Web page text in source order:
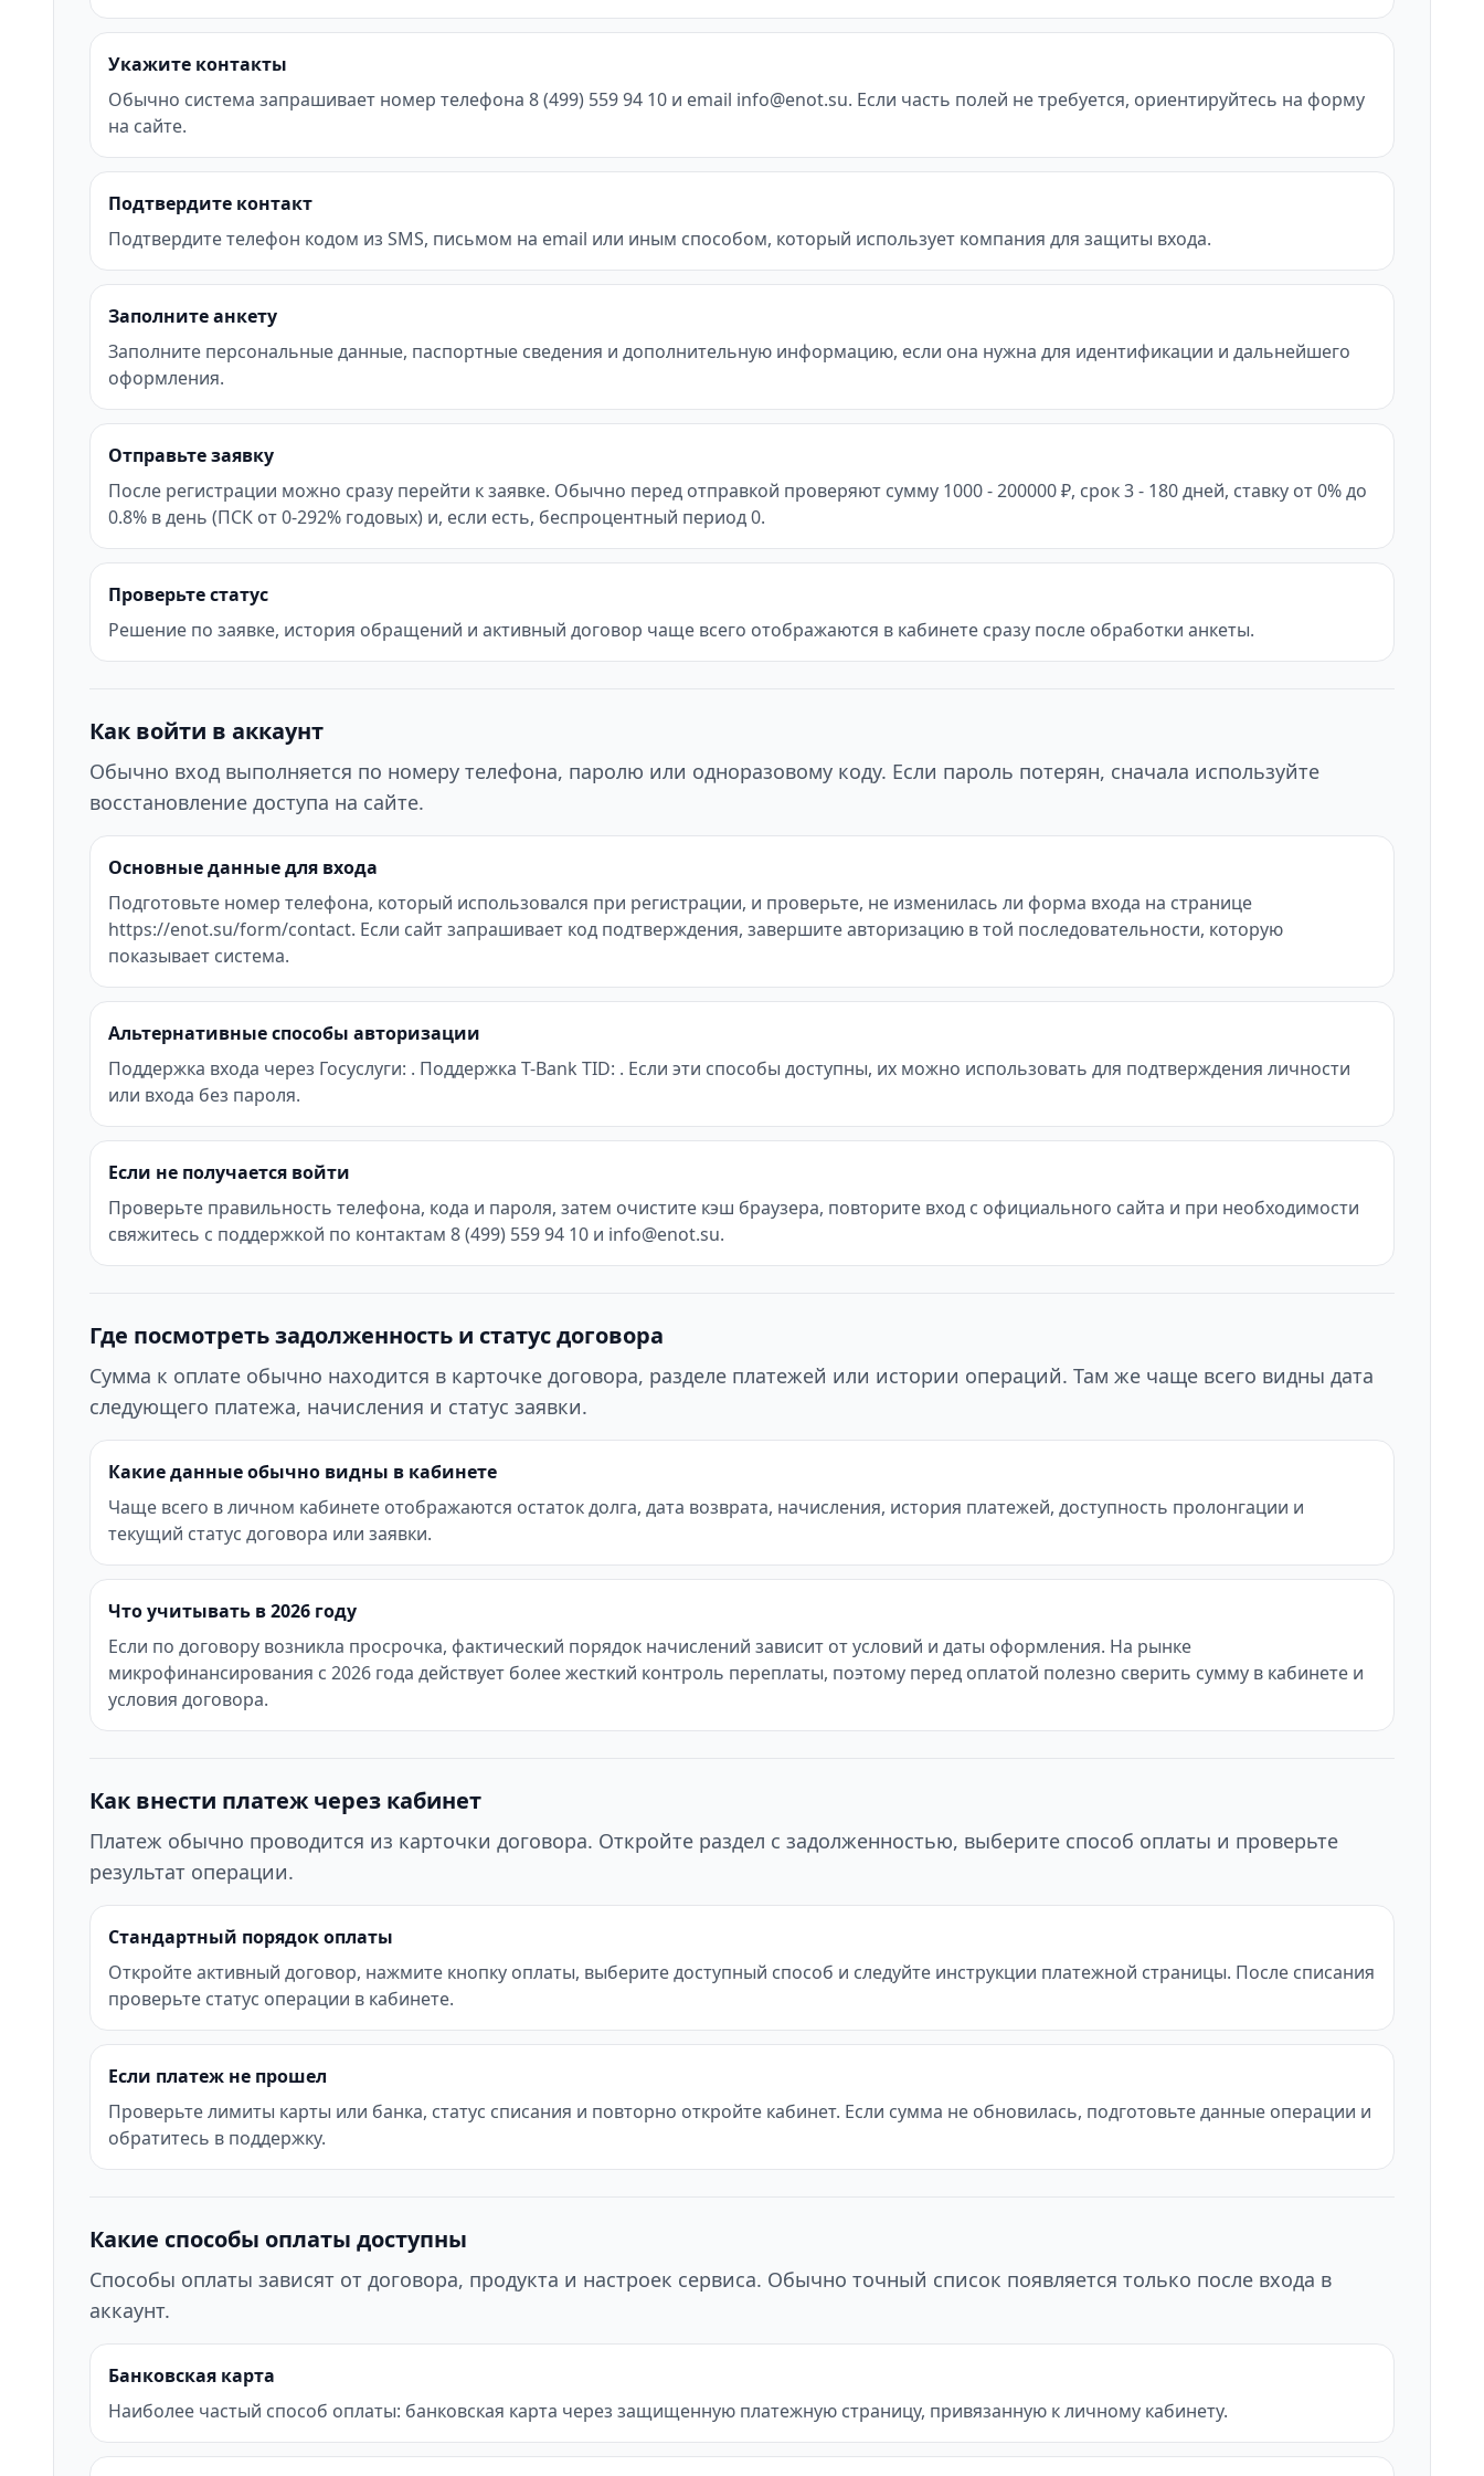
Укажите контакты
Обычно система запрашивает номер телефона 8 (499) 559 94 10 и email info@enot.su. Если часть полей не требуется, ориентируйтесь на форму
на сайте.
Подтвердите контакт
Подтвердите телефон кодом из SMS, письмом на email или иным способом, который использует компания для защиты входа.
Заполните анкету
Заполните персональные данные, паспортные сведения и дополнительную информацию, если она нужна для идентификации и дальнейшего
оформления.
Отправьте заявку
После регистрации можно сразу перейти к заявке. Обычно перед отправкой проверяют сумму 1000 - 200000 ₽, срок 3 - 180 дней, ставку от 0% до
0.8% в день (ПСК от 0-292% годовых) и, если есть, беспроцентный период 0.
Проверьте статус
Решение по заявке, история обращений и активный договор чаще всего отображаются в кабинете сразу после обработки анкеты.
Как войти в аккаунт
Обычно вход выполняется по номеру телефона, паролю или одноразовому коду. Если пароль потерян, сначала используйте
восстановление доступа на сайте.
Основные данные для входа
Подготовьте номер телефона, который использовался при регистрации, и проверьте, не изменилась ли форма входа на странице
https://enot.su/form/contact. Если сайт запрашивает код подтверждения, завершите авторизацию в той последовательности, которую
показывает система.
Альтернативные способы авторизации
Поддержка входа через Госуслуги: . Поддержка T-Bank TID: . Если эти способы доступны, их можно использовать для подтверждения личности
или входа без пароля.
Если не получается войти
Проверьте правильность телефона, кода и пароля, затем очистите кэш браузера, повторите вход с официального сайта и при необходимости
свяжитесь с поддержкой по контактам 8 (499) 559 94 10 и info@enot.su.
Где посмотреть задолженность и статус договора
Сумма к оплате обычно находится в карточке договора, разделе платежей или истории операций. Там же чаще всего видны дата
следующего платежа, начисления и статус заявки.
Какие данные обычно видны в кабинете
Чаще всего в личном кабинете отображаются остаток долга, дата возврата, начисления, история платежей, доступность пролонгации и
текущий статус договора или заявки.
Что учитывать в 2026 году
Если по договору возникла просрочка, фактический порядок начислений зависит от условий и даты оформления. На рынке
микрофинансирования с 2026 года действует более жесткий контроль переплаты, поэтому перед оплатой полезно сверить сумму в кабинете и
условия договора.
Как внести платеж через кабинет
Платеж обычно проводится из карточки договора. Откройте раздел с задолженностью, выберите способ оплаты и проверьте
результат операции.
Стандартный порядок оплаты
Откройте активный договор, нажмите кнопку оплаты, выберите доступный способ и следуйте инструкции платежной страницы. После списания
проверьте статус операции в кабинете.
Если платеж не прошел
Проверьте лимиты карты или банка, статус списания и повторно откройте кабинет. Если сумма не обновилась, подготовьте данные операции и
обратитесь в поддержку.
Какие способы оплаты доступны
Способы оплаты зависят от договора, продукта и настроек сервиса. Обычно точный список появляется только после входа в
аккаунт.
Банковская карта
Наиболее частый способ оплаты: банковская карта через защищенную платежную страницу, привязанную к личному кабинету.